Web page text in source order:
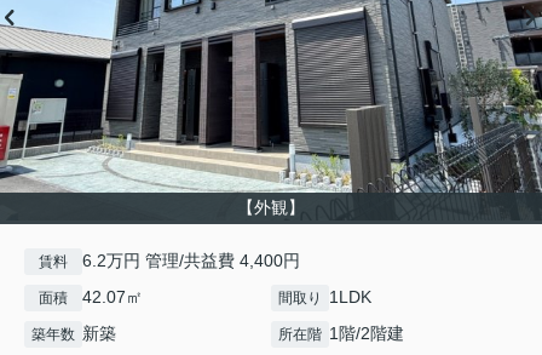
【外観】
賃料 6.2万円 管理/共益費 4,400円
面積 42.07㎡ 間取り 1LDK
築年数 新築 所在階 1階/2階建